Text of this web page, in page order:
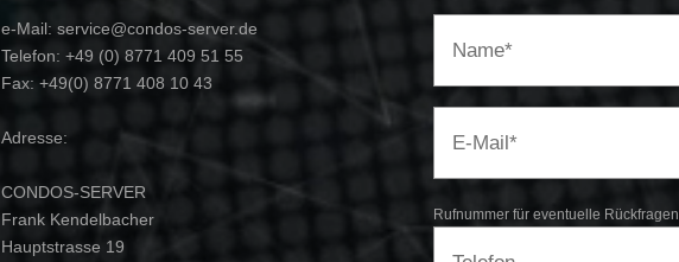
e-Mail: service@condos-server.de
Telefon: +49 (0) 8771 409 51 55
Fax: +49(0) 8771 408 10 43
Adresse:
CONDOS-SERVER
Frank Kendelbacher
Hauptstrasse 19
Rufnummer für eventuelle Rückfragen​